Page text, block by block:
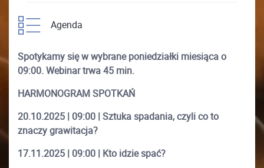
Agenda
Spotykamy się w wybrane poniedziałki miesiąca o
09:00. Webinar trwa 45 min.
HARMONOGRAM SPOTKAŃ
20.10.2025 | 09:00 | Sztuka spadania, czyli co to
znaczy grawitacja?
17.11.2025 | 09:00 | Kto idzie spać?